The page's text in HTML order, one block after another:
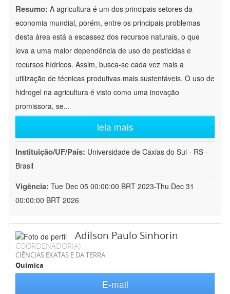
Resumo: A agricultura é um dos principais setores da
economia mundial, porém, entre os principais problemas
desta área está a escassez dos recursos naturais, o que
leva a uma maior dependência de uso de pesticidas e
recursos hídricos. Assim, busca-se cada vez mais a
utilização de técnicas produtivas mais sustentáveis. O uso de
hidrogel na agricultura é visto como uma inovação
promissora, se...
leia mais
Instituição/UF/País: Universidade de Caxias do Sul - RS -
Brasil
Vigência: Tue Dec 05 00:00:00 BRT 2023-Thu Dec 31
00:00:00 BRT 2026
Adilson Paulo Sinhorin
COORDENADOR(A)
CIÊNCIAS EXATAS E DA TERRA
Química
E-mail